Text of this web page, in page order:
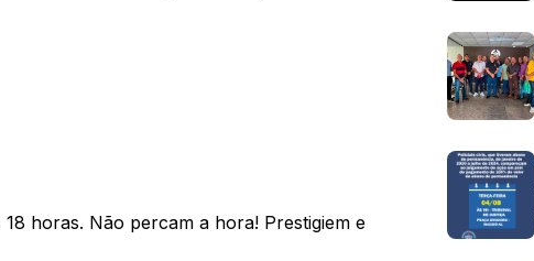
horas. Não percam a hora! Prestigiem e